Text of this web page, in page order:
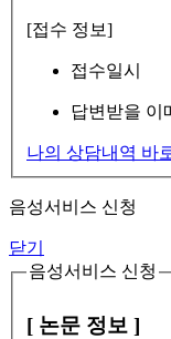
[접수 정보]
접수일시
답변받을 이
나의 상담내역 바
음성서비스 신청
닫기
음성서비스 신청
[ 논문 정보 ]